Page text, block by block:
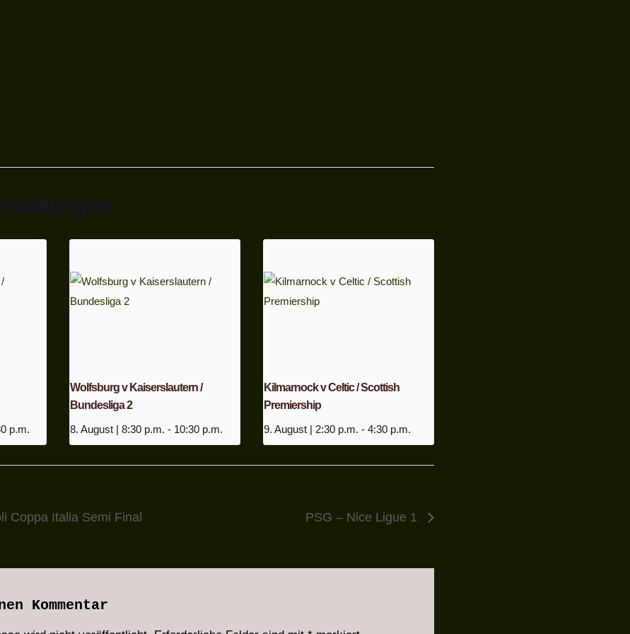
p.m.
Wolfsburg v Kaiserslautern /
Bundesliga 2
8. August | 8:30 p.m. - 10:30 p.m.
Kilmarnock v Celtic / Scottish
Premiership
9. August | 2:30 p.m. - 4:30 p.m.
Coppa Italia Semi Final PSG – Nice Ligue 1
Kommentar